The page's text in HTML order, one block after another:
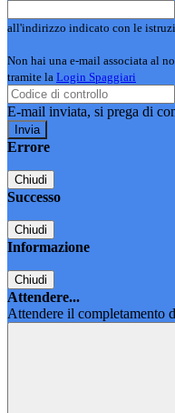
all'indirizzo indicato con le
Non hai una e-mail associata al
tramite la Login Spaggiari
E-mail inviata, si prega di
Errore
Chiudi
Successo
Chiudi
Informazione
Chiudi
Attendere...
Attendere il completamento